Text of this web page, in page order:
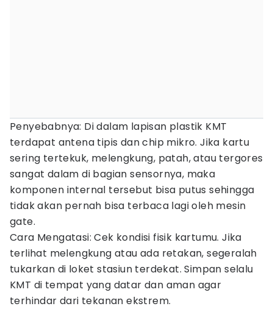
Penyebabnya: Di dalam lapisan plastik KMT
terdapat antena tipis dan chip mikro. Jika kartu
sering tertekuk, melengkung, patah, atau tergores
sangat dalam di bagian sensornya, maka
komponen internal tersebut bisa putus sehingga
tidak akan pernah bisa terbaca lagi oleh mesin
gate.
Cara Mengatasi: Cek kondisi fisik kartumu. Jika
terlihat melengkung atau ada retakan, segeralah
tukarkan di loket stasiun terdekat. Simpan selalu
KMT di tempat yang datar dan aman agar
terhindar dari tekanan ekstrem.